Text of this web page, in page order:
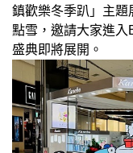
鎮歡樂冬季趴」主題
點雪，邀請大家進
盛典即將展開。